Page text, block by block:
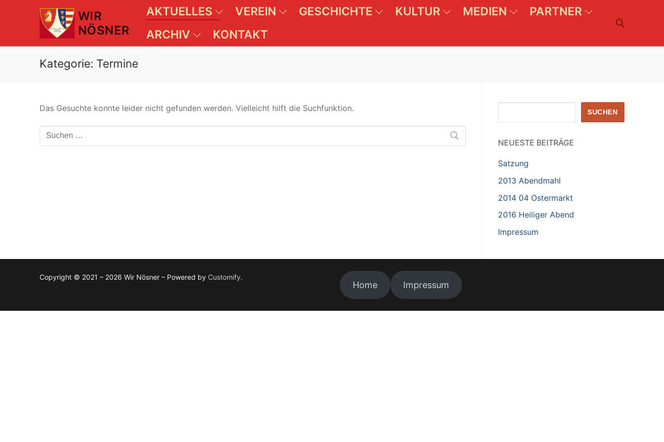
WIR
NÖSNER
AKTUELLES VEREIN GESCHICHTE KULTUR MEDIEN
PARTNER
ARCHIV
KONTAKT
Kategorie: Termine
Das Gesuchte konnte leider nicht gefunden werden. Vielleicht hilft die Suchfunktion.
Suchen
nach:
SUCHEN
NEUESTE BEITRÄGE
Satzung
2013 Abendmahl
2014 04 Ostermarkt
2016 Heiliger Abend
Impressum
Copyright © 2021 – 2026 Wir Nösner – Powered by Customify.
Home Impressum